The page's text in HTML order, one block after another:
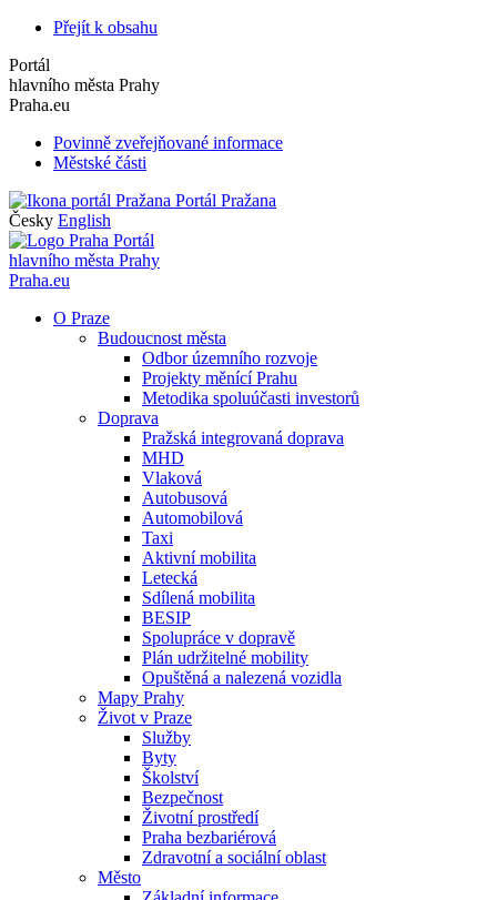
Přejít k obsahu
Portál
hlavního města Prahy
Praha.eu
Povinně zveřejňované informace
Městské části
Portál Pražana
Česky English
Portál
hlavního města Prahy
Praha.eu
O Praze
Budoucnost města
Odbor územního rozvoje
Projekty měnící Prahu
Metodika spoluúčasti investorů
Doprava
Pražská integrovaná doprava
MHD
Vlaková
Autobusová
Automobilová
Taxi
Aktivní mobilita
Letecká
Sdílená mobilita
BESIP
Spolupráce v dopravě
Plán udržitelné mobility
Opuštěná a nalezená vozidla
Mapy Prahy
Život v Praze
Služby
Byty
Školství
Bezpečnost
Životní prostředí
Praha bezbariérová
Zdravotní a sociální oblast
Město